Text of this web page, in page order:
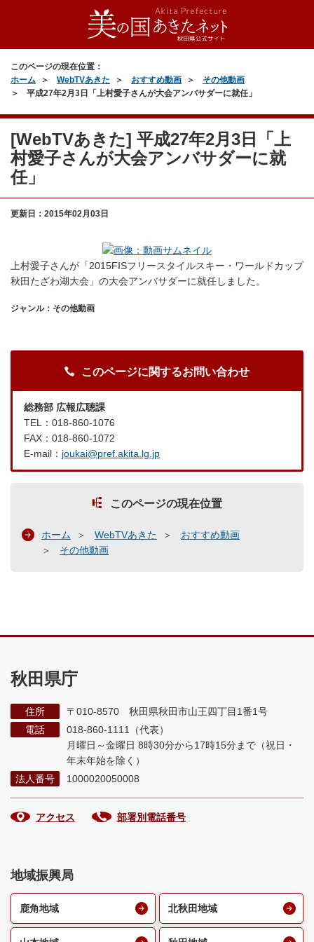
このページの現在位置：
ホーム
WebTVあきた おすすめ動画
その他動画
平成27年2月3日「上村愛子さんが大会アンバサダーに就任」
[WebTVあきた] 平成27年2月3日「上
村愛子さんが大会アンバサダーに就
任」
更新日： 2015年02月03日
上村愛子さんが「2015FISフリースタイルスキー・ワールドカップ
秋田たざわ湖大会」の大会アンバサダーに就任しました。
ジャンル：その他動画
このページに関するお問い合わせ
総務部 広報広聴課
TEL：018-860-1076
FAX：018-860-1072
E-mail： joukai@pref.akita.lg.jp
このページの現在位置
ホーム WebTVあきた
おすすめ動画
その他動画
秋田県庁
住所
〒010-8570 秋田県秋田市山王四丁目1番1号
電話
018-860-1111（代表）
月曜日～金曜日 8時30分から17時15分まで （祝日・
年末年始を除く）
法人番号
1000020050008
アクセス 部署別電話番号
地域振興局
鹿角地域 北秋田地域